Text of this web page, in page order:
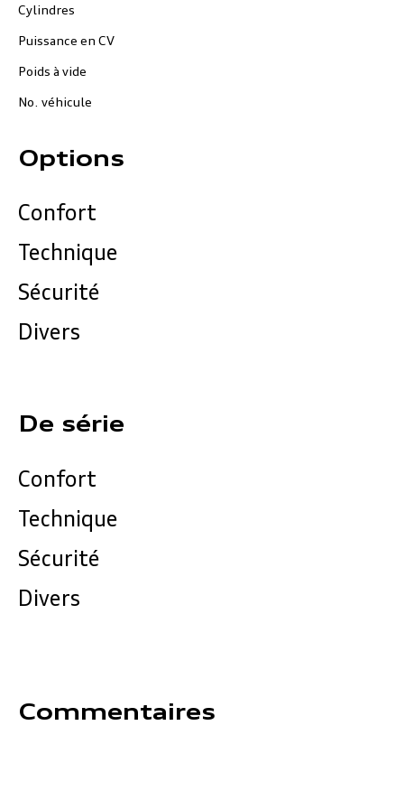
Cylindres
Puissance en CV
Poids à vide
No. véhicule
Options
Confort
Technique
Sécurité
Divers
De série
Confort
Technique
Sécurité
Divers
Commentaires